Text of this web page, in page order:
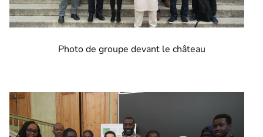
Photo de groupe devant le château